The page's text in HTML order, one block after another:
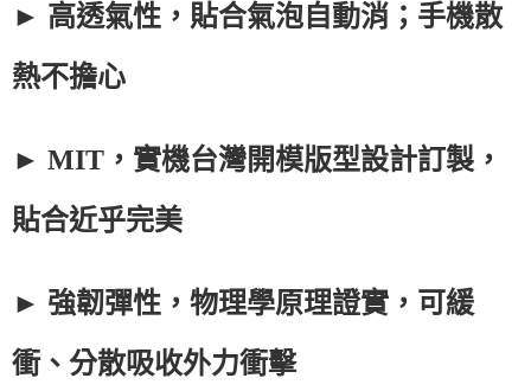
► 高透氣性，貼合氣泡自動消；手機散
熱不擔心
► MIT，實機台灣開模版型設計訂製，
貼合近乎完美
► 強韌彈性，物理學原理證實，可緩
衝、分散吸收外力衝擊